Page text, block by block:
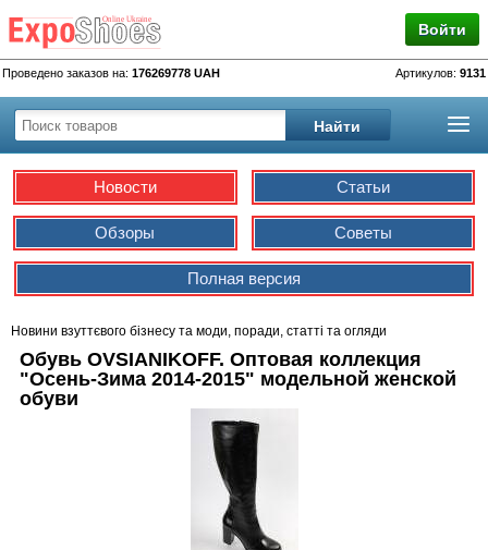
Войти
Проведено заказов на: 176269778 UAH Артикулов: 9131
Новости Статьи
Обзоры Советы
Полная версия
Новини взуттєвого бізнесу та моди, поради, статті та огляди
Обувь OVSIANIKOFF. Оптовая коллекция
"Осень-Зима 2014-2015" модельной женской
обуви